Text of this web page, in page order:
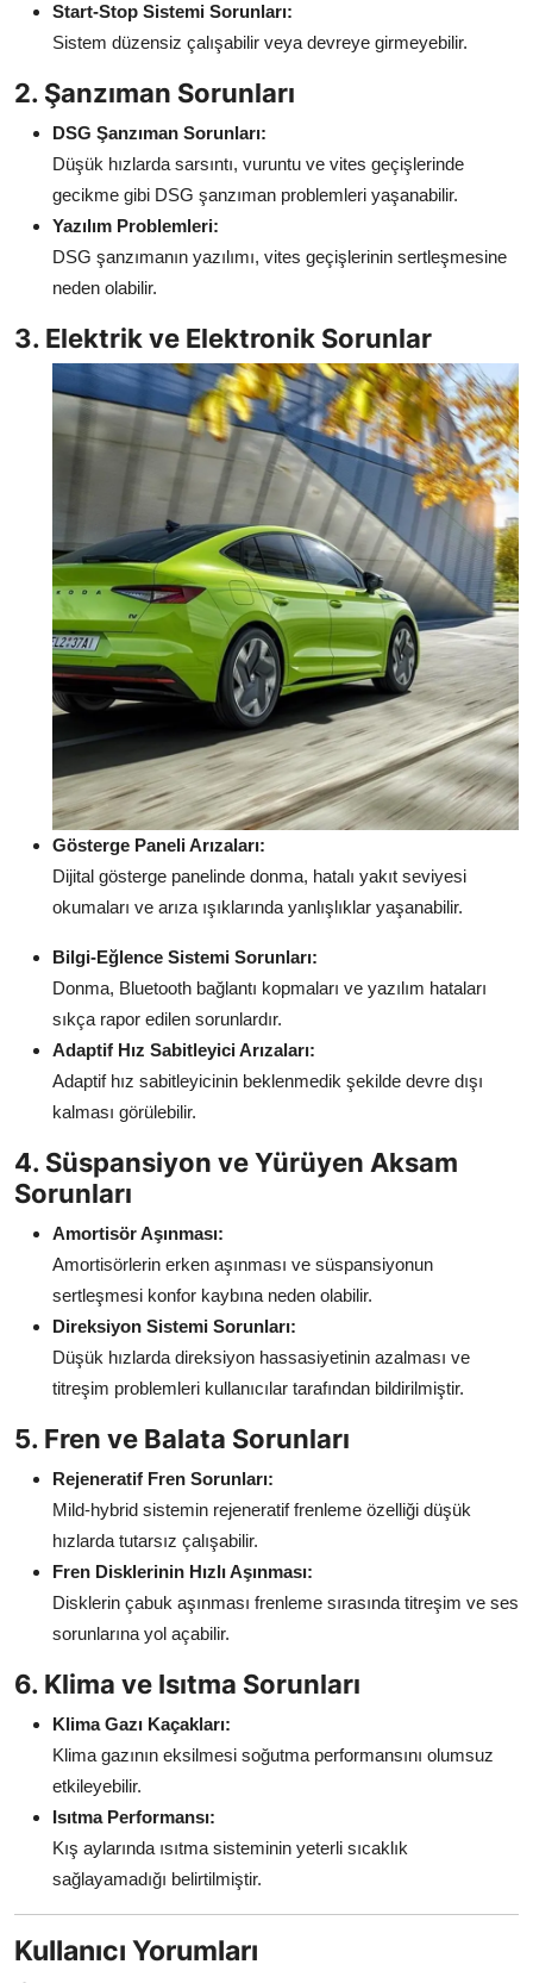
Start-Stop Sistemi Sorunları:
Sistem düzensiz çalışabilir veya devreye girmeyebilir.
2. Şanzıman Sorunları
DSG Şanzıman Sorunları:
Düşük hızlarda sarsıntı, vuruntu ve vites geçişlerinde
gecikme gibi DSG şanzıman problemleri yaşanabilir.
Yazılım Problemleri:
DSG şanzımanın yazılımı, vites geçişlerinin sertleşmesine
neden olabilir.
3. Elektrik ve Elektronik Sorunlar
Gösterge Paneli Arızaları:
Dijital gösterge panelinde donma, hatalı yakıt seviyesi
okumaları ve arıza ışıklarında yanlışlıklar yaşanabilir.
Bilgi-Eğlence Sistemi Sorunları:
Donma, Bluetooth bağlantı kopmaları ve yazılım hataları
sıkça rapor edilen sorunlardır.
Adaptif Hız Sabitleyici Arızaları:
Adaptif hız sabitleyicinin beklenmedik şekilde devre dışı
kalması görülebilir.
4. Süspansiyon ve Yürüyen Aksam
Sorunları
Amortisör Aşınması:
Amortisörlerin erken aşınması ve süspansiyonun
sertleşmesi konfor kaybına neden olabilir.
Direksiyon Sistemi Sorunları:
Düşük hızlarda direksiyon hassasiyetinin azalması ve
titreşim problemleri kullanıcılar tarafından bildirilmiştir.
5. Fren ve Balata Sorunları
Rejeneratif Fren Sorunları:
Mild-hybrid sistemin rejeneratif frenleme özelliği düşük
hızlarda tutarsız çalışabilir.
Fren Disklerinin Hızlı Aşınması:
Disklerin çabuk aşınması frenleme sırasında titreşim ve ses
sorunlarına yol açabilir.
6. Klima ve Isıtma Sorunları
Klima Gazı Kaçakları:
Klima gazının eksilmesi soğutma performansını olumsuz
etkileyebilir.
Isıtma Performansı:
Kış aylarında ısıtma sisteminin yeterli sıcaklık
sağlayamadığı belirtilmiştir.
Kullanıcı Yorumları